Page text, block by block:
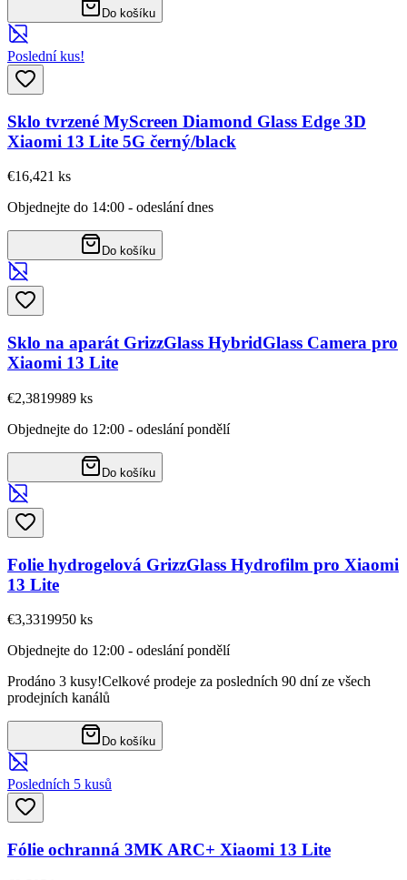
Do košíku
Poslední kus!
Sklo tvrzené MyScreen Diamond Glass Edge 3D
Xiaomi 13 Lite 5G černý/black
€16,421 ks
Objednejte do 14:00 - odeslání dnes
Do košíku
Sklo na aparát GrizzGlass HybridGlass Camera pro
Xiaomi 13 Lite
€2,3819989 ks
Objednejte do 12:00 - odeslání pondělí
Do košíku
Folie hydrogelová GrizzGlass Hydrofilm pro Xiaomi
13 Lite
€3,3319950 ks
Objednejte do 12:00 - odeslání pondělí
Prodáno 3 kusy!Celkové prodeje za posledních 90 dní ze všech
prodejních kanálů
Do košíku
Posledních 5 kusů
Fólie ochranná 3MK ARC+ Xiaomi 13 Lite